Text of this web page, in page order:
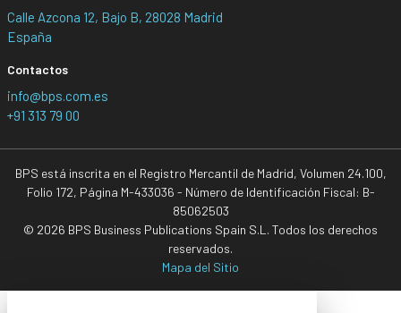
Calle Azcona 12, Bajo B, 28028 Madrid
España
Contactos
info@bps.com.es
+91 313 79 00
BPS está inscrita en el Registro Mercantil de Madrid, Volumen 24.100,
Folio 172, Página M-433036 - Número de Identificación Fiscal: B-
85062503
© 2026 BPS Business Publications Spain S.L. Todos los derechos
reservados.
Mapa del Sitio